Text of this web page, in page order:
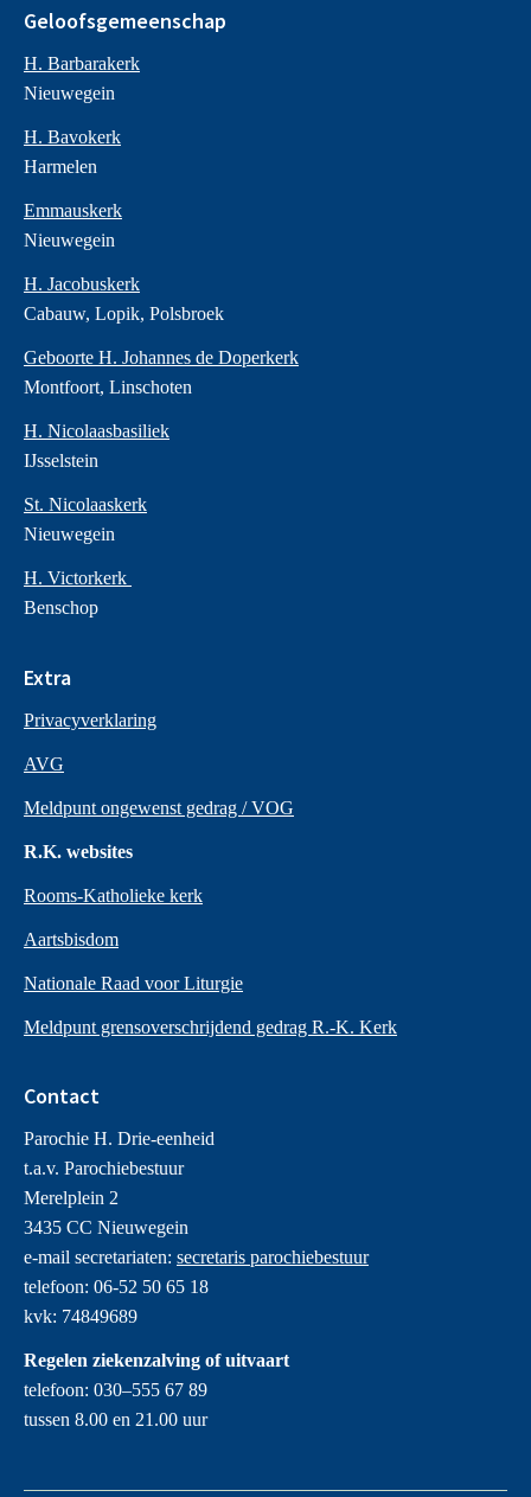
Geloofsgemeenschap
H. Barbarakerk
Nieuwegein
H. Bavokerk
Harmelen
Emmauskerk
Nieuwegein
H. Jacobuskerk
Cabauw, Lopik, Polsbroek
Geboorte H. Johannes de Doperkerk
Montfoort, Linschoten
H. Nicolaasbasiliek
IJsselstein
St. Nicolaaskerk
Nieuwegein
H. Victorkerk
Benschop
Extra
Privacyverklaring
AVG
Meldpunt ongewenst gedrag / VOG
R.K. websites
Rooms-Katholieke kerk
Aartsbisdom
Nationale Raad voor Liturgie
Meldpunt grensoverschrijdend gedrag R.-K. Kerk
Contact
Parochie H. Drie-eenheid
t.a.v. Parochiebestuur
Merelplein 2
3435 CC Nieuwegein
e-mail secretariaten: secretaris parochiebestuur
telefoon: 06-52 50 65 18
kvk: 74849689
Regelen ziekenzalving of uitvaart
telefoon: 030–555 67 89
tussen 8.00 en 21.00 uur